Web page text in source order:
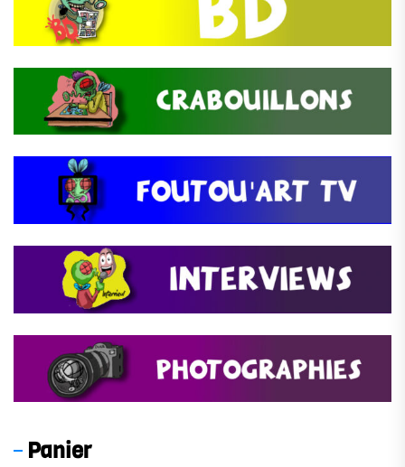
Panier